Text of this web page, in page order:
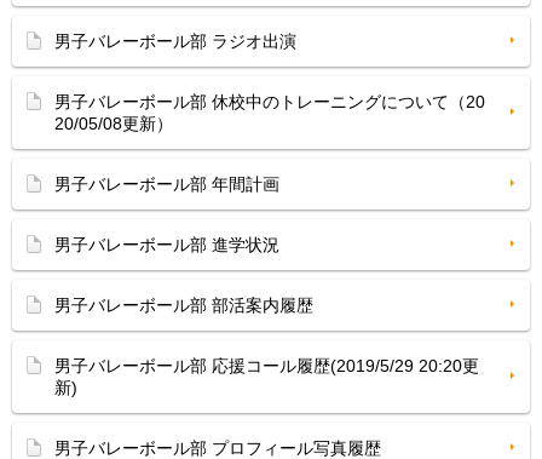
男子バレーボール部 ラジオ出演
男子バレーボール部 休校中のトレーニングについて（20
20/05/08更新）
男子バレーボール部 年間計画
男子バレーボール部 進学状況
男子バレーボール部 部活案内履歴
男子バレーボール部 応援コール履歴(2019/5/29 20:20更
新)
男子バレーボール部 プロフィール写真履歴